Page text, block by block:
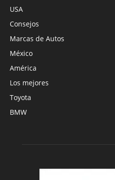
USA
Consejos
Marcas de Autos
México
América
Los mejores
Toyota
BMW